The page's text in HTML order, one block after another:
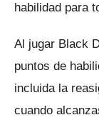
habilidad para
Al jugar Black
puntos de
incluida la
cuando